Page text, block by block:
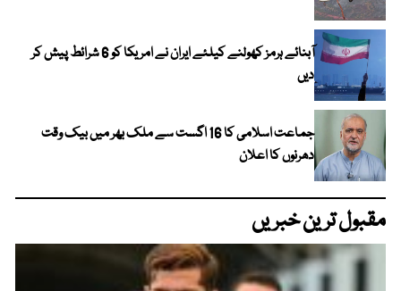
آبنائے ہرمز کھولنے کیلئے ایران نے امریکا کو 6 شرائط پیش کر
دیں
جماعت اسلامی کا 16 اگست سے ملک بھر میں بیک وقت
دھرنوں کا اعلان
مقبول ترین خبریں